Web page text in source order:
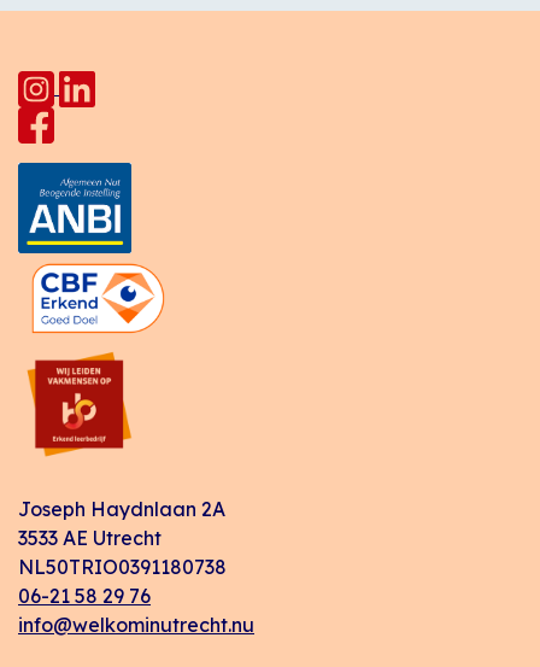
Joseph Haydnlaan 2A
3533 AE Utrecht
NL50TRIO0391180738
06-21 58 29 76
info@welkominutrecht.nu